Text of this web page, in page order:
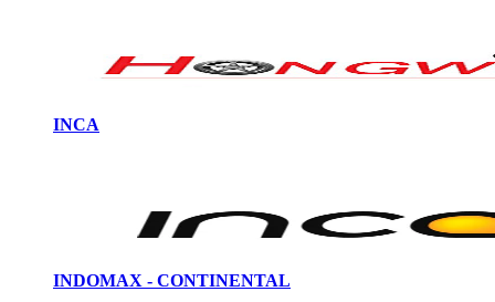
INCA
INDOMAX - CONTINENTAL